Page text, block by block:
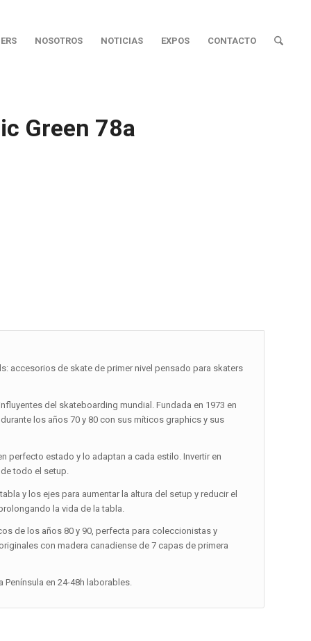
NOSOTROS NOTICIAS EXPOS CONTACTO
Green 78a
accesorios de skate de primer nivel pensado para skaters
del skateboarding mundial. Fundada en 1973 en
los años 70 y 80 con sus míticos graphics y sus
perfecto estado y lo adaptan a cada estilo. Invertir en
todo el setup.
y los ejes para aumentar la altura del setup y reducir el
la vida de la tabla.
de los años 80 y 90, perfecta para coleccionistas y
con madera canadiense de 7 capas de primera
en 24-48h laborables.